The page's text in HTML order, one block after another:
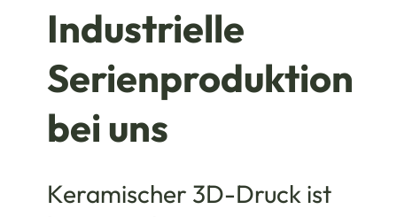
Industrielle
Serienproduktion
bei uns
Keramischer 3D-Druck ist